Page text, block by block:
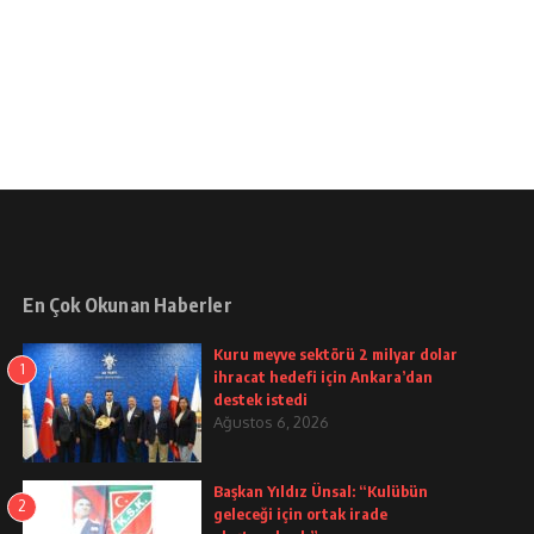
En Çok Okunan Haberler
1
Kuru meyve sektörü 2 milyar dolar
ihracat hedefi için Ankara’dan
destek istedi
Ağustos 6, 2026
2
Başkan Yıldız Ünsal: “Kulübün
geleceği için ortak irade